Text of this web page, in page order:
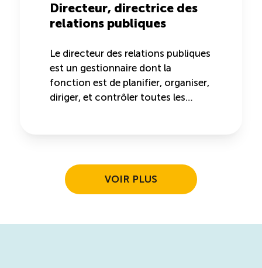
Directeur, directrice des
relations publiques
Le directeur des relations publiques
est un gestionnaire dont la
fonction est de planifier, organiser,
diriger, et contrôler toutes les…
Navigation des articles
VOIR PLUS